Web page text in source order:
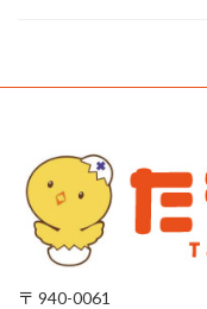
〒 940-0061